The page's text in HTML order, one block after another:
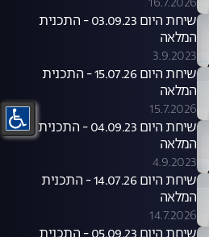
שיחת היום 03.09.23 - התכנית
המלאה
3.9.2023
שיחת היום 15.07.26 - התכנית
המלאה
15.7.2026
שיחת היום 04.09.23 - התכנית
המלאה
4.9.2023
שיחת היום 14.07.26 - התכנית
המלאה
14.7.2026